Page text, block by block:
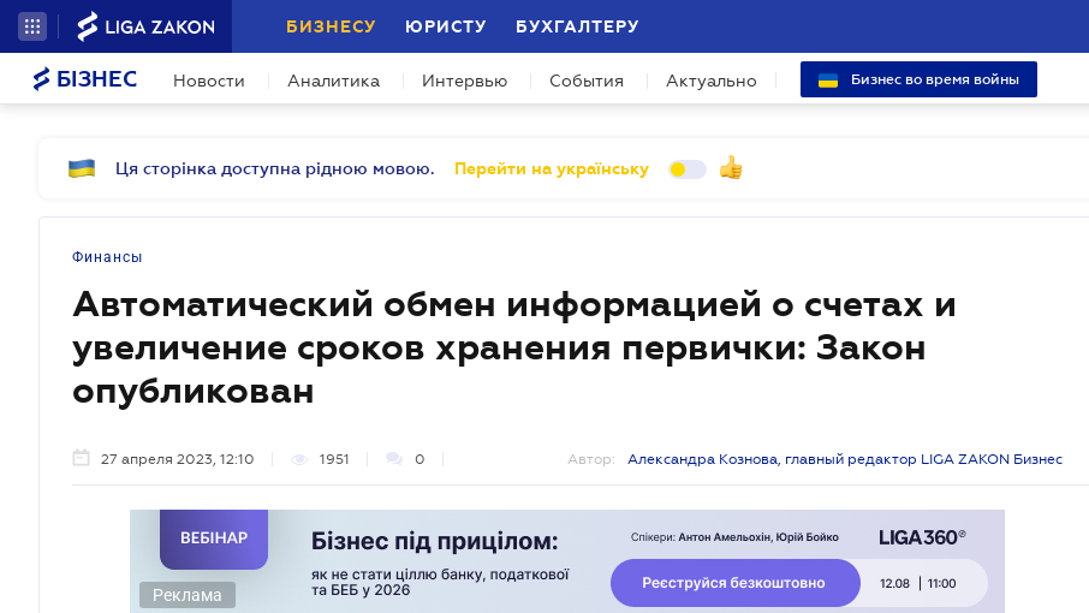
БИЗНЕСУ ЮРИСТУ БУХГАЛТЕРУ
БІЗНЕС Новости Аналитика Интервью События Актуально Бизнес во время войны
Ця сторінка доступна рідною мовою. Перейти на українську
Финансы
Автоматический обмен информацией о счетах и
увеличение сроков хранения первички: Закон
опубликован
27 апреля 2023, 12:10 1951 0 Автор: Александра Кознова, главный редактор LIGA ZAKON Бизнес
Реклама